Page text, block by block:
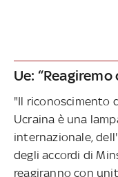
Ue:
"Il riconoscimento
Ucraina è una
internazionale,
degli accordi di
reagiranno con